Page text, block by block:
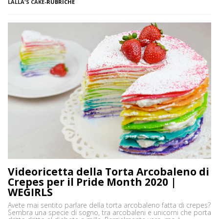
anglosassone, che utilizziamo moltissimo noi cake designers
LALLA'S CAKE-RUBRICHE
Videoricetta della Torta Arcobaleno di
Crepes per il Pride Month 2020 |
WEGIRLS
Avete mai sentito parlare della torta arcobaleno fatta di crepes?
Sembra una specie di sogno, tra arcobaleni e unicorni che porta